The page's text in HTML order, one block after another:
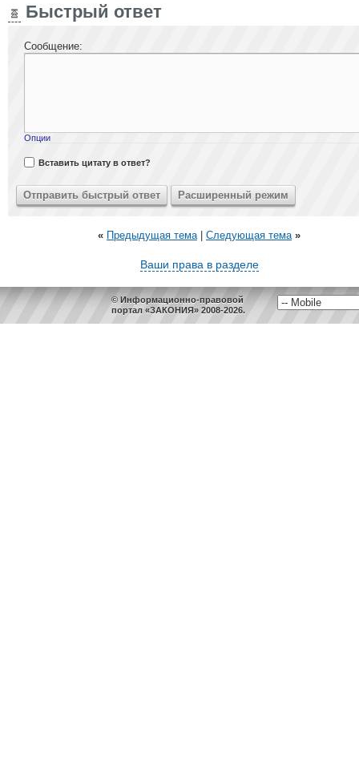
Быстрый ответ
Сообщение:
Опции
Вставить цитату в ответ?
« Предыдущая тема| Следующая тема »
Ваши права в разделе
© Информационно-правовой
портал «ЗАКОНИЯ» 2008-2026.